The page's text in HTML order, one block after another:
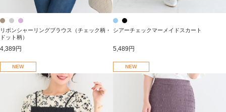
リボンシャーリングブラウス（チェック柄・
ドット柄）
4,389円
シアーチェックマーメイドスカート
5,489円
NEW NEW